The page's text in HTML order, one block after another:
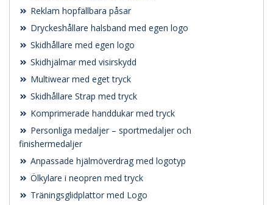
Reklam hopfällbara påsar
Dryckeshållare halsband med egen logo
Skidhållare med egen logo
Skidhjälmar med visirskydd
Multiwear med eget tryck
Skidhållare Strap med tryck
Komprimerade handdukar med tryck
Personliga medaljer – sportmedaljer och
finishermedaljer
Anpassade hjälmöverdrag med logotyp
Ölkylare i neopren med tryck
Träningsglidplattor med Logo